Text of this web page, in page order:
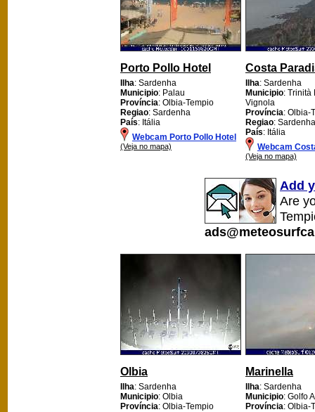
Porto Pollo Hotel
Ilha: Sardenha
Municipio: Palau
Província: Olbia-Tempio
Regiao: Sardenha
País: Itália
Webcam Porto Pollo Hotel
(Veja no mapa)
Costa
Ilha: Sardenha
Municipio: Trinità
Vignola
Província: Olbia-
Regiao: Sardenha
País: Itália
Webcam
(Veja no mapa)
Add
Are
Olbia
Ilha: Sardenha
Municipio: Olbia
Província: Olbia-Tempio
Marinella
Ilha: Sardenha
Municipio: Golfo
Província: Olbia-